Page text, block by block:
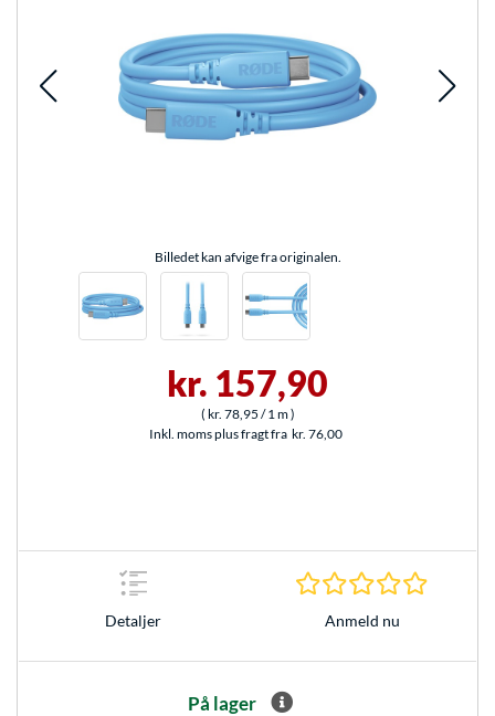
Billedet kan afvige fra originalen.
kr. 157,90
( kr. 78,95 / 1 m)
Inkl. moms plus fragt fra kr. 76,00
Detaljer Anmeld nu
På lager